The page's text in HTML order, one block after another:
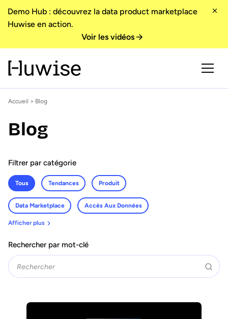
Demo Hub : découvrez la data product marketplace
Huwise en action.
Voir les vidéos
Accueil > Blog
Blog
Filtrer par catégorie
Tous Tendances Produit
Data Marketplace Accès Aux Données
Afficher plus
Rechercher par mot-clé